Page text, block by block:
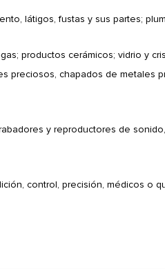
látigos, fustas y sus partes;
productos cerámicos; vidrio y
preciosos, chapados de metales
y reproductores de
control, precisión, médicos o